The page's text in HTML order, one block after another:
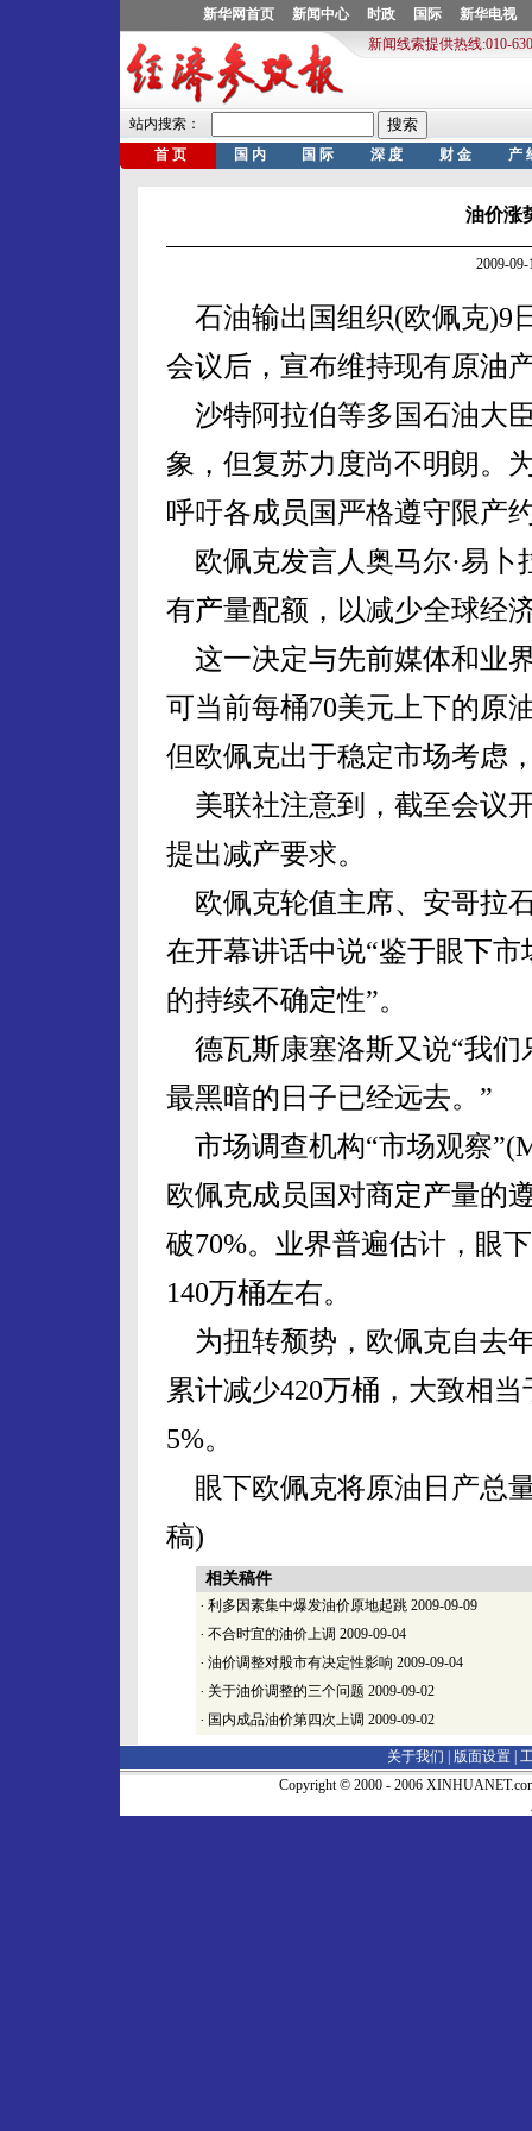
油价涨
2009-
石油输出国组织(欧佩克)9
会议后，宣布维持现有原油
沙特阿拉伯等多国石油大
象，但复苏力度尚不明朗。
呼吁各成员国严格遵守限产
欧佩克发言人奥马尔·易卜
有产量配额，以减少全球经
这一决定与先前媒体和业
可当前每桶70美元上下的原
但欧佩克出于稳定市场考虑
美联社注意到，截至会议
提出减产要求。
欧佩克轮值主席、安哥拉
在开幕讲话中说“鉴于眼下
的持续不确定性”。
德瓦斯康塞洛斯又说“我们
最黑暗的日子已经远去。”
市场调查机构“市场观察
欧佩克成员国对商定产量的
破70%。业界普遍估计，眼
140万桶左右。
为扭转颓势，欧佩克自去
累计减少420万桶，大致相
5%。
眼下欧佩克将原油日产总
稿)
相关稿件
· 利多因素集中爆发油价原地起跳 2009-09-09
· 不合时宜的油价上调 2009-09-04
· 油价调整对股市有决定性影响 2009-09-04
· 关于油价调整的三个问题 2009-09-02
· 国内成品油价第四次上调 2009-09-02
关于我们 | 版面设置
Copyright © 2000 - 2006